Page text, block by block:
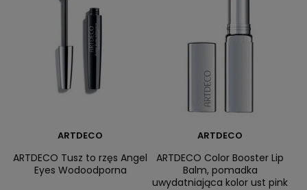
ARTDECO
ARTDECO Tusz to rzęs Angel
Eyes Wodoodporna
ARTDECO
ARTDECO Color Booster Lip
Balm, pomadka
uwydatniająca kolor ust pink